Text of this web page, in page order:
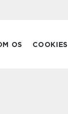
OS COOKIES